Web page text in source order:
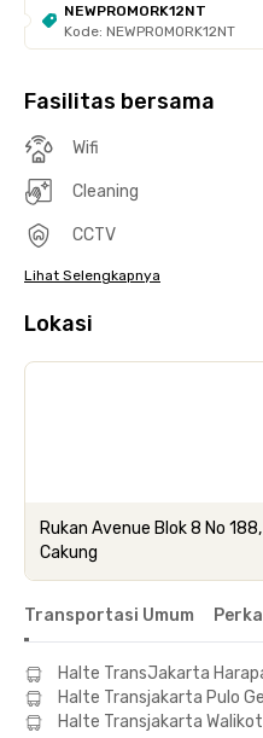
NEWPROMORK12NT
Kode: NEWPROMORK12NT
Fasilitas bersama
Wifi
Cleaning
CCTV
Lihat Selengkapnya
Lokasi
Rukan Avenue Blok 8 No
Cakung
Transportasi Umum
Halte TransJakarta
Halte Transjakarta Pulo
Halte Transjakarta